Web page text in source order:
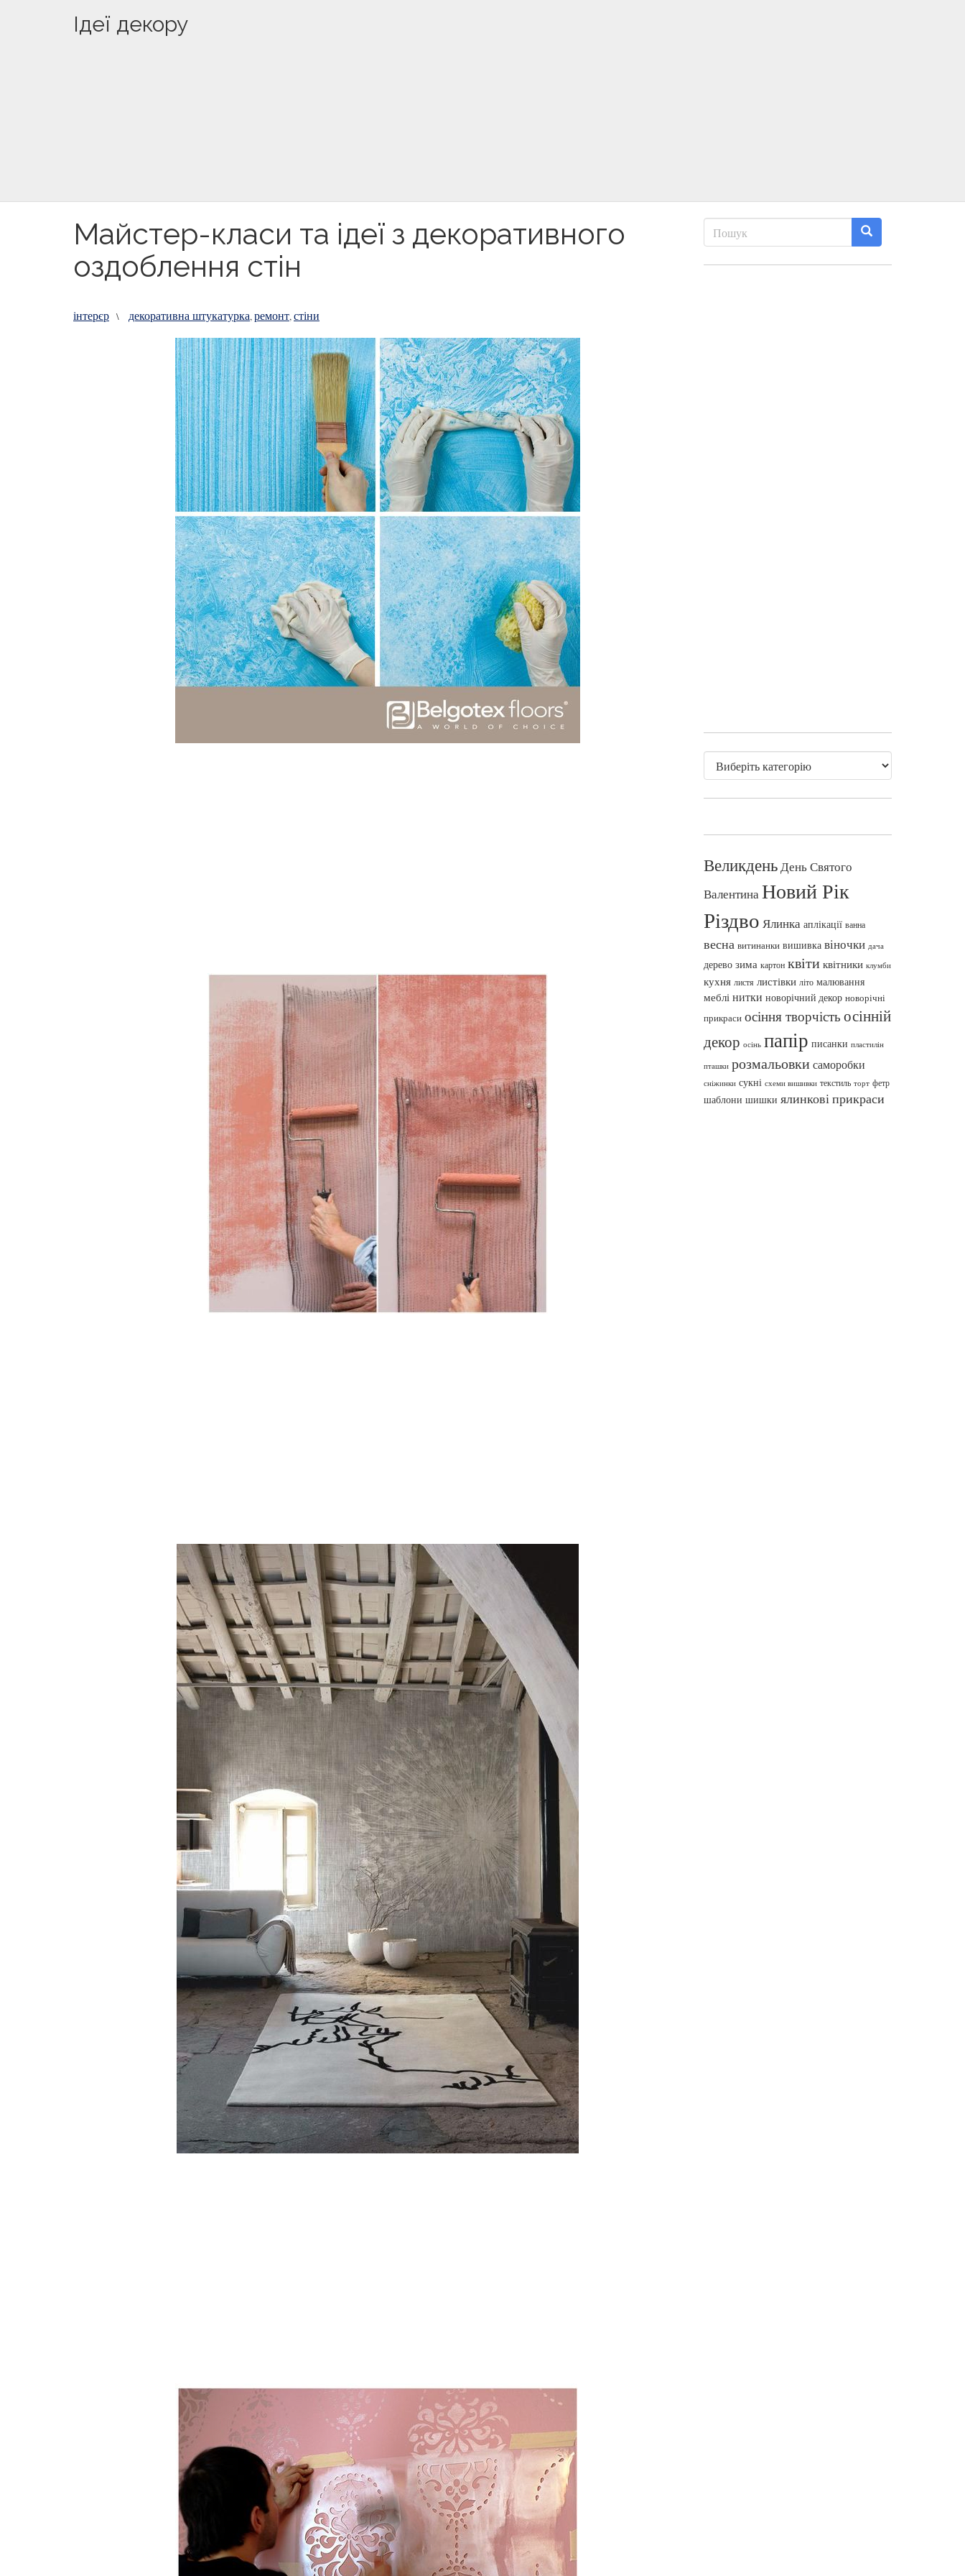
Ідеї декору
Майстер-класи та ідеї з декоративного
оздоблення стін
інтерєр \ декоративна штукатурка,ремонт,стіни
ВеликденьДень Святого
ВалентинаНовий Рік
Різдво Ялинка аплікації ванна
весна витинанки вишивка віночки дача
дерево зима картон квіти квітники клумби
кухня листя листівки літо малювання
меблі нитки новорічний декор новорічні
прикраси осіння творчість осінній
декор осінь папір писанки пластилін
пташки розмальовки саморобки
сніжинки сукні схеми вишивки текстиль торт фетр
шаблони шишки ялинкові прикраси